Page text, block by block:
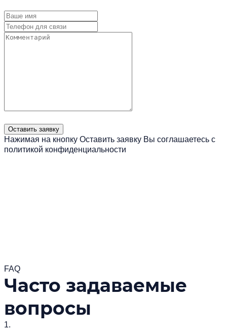
Нажимая на кнопку Оставить заявку Вы соглашаетесь с
политикой конфиденциальности
FAQ
Часто задаваемые
вопросы
1.